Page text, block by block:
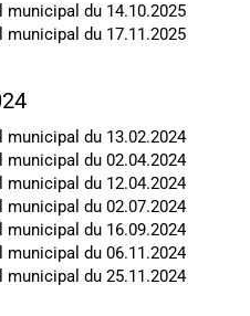
du 14.10.2025
du 17.11.2025
du 13.02.2024
du 02.04.2024
du 12.04.2024
du 02.07.2024
du 16.09.2024
du 06.11.2024
du 25.11.2024